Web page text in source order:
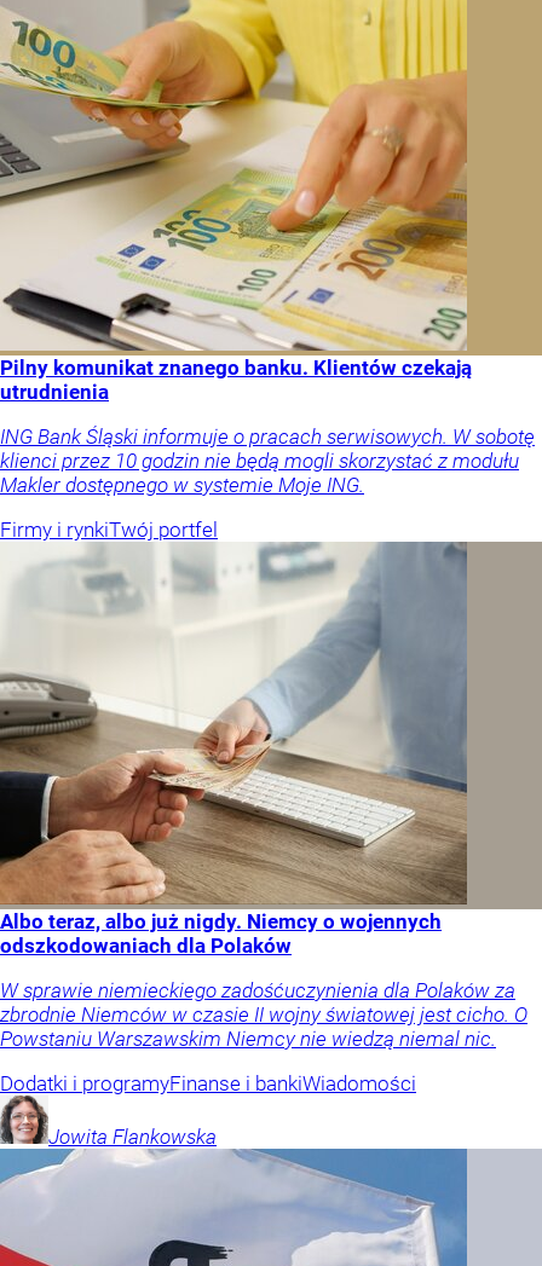
Pilny komunikat znanego banku. Klientów czekają
utrudnienia
ING Bank Śląski informuje o pracach serwisowych. W sobotę
klienci przez 10 godzin nie będą mogli skorzystać z modułu
Makler dostępnego w systemie Moje ING.
Firmy i rynkiTwój portfel
Albo teraz, albo już nigdy. Niemcy o wojennych
odszkodowaniach dla Polaków
W sprawie niemieckiego zadośćuczynienia dla Polaków za
zbrodnie Niemców w czasie II wojny światowej jest cicho. O
Powstaniu Warszawskim Niemcy nie wiedzą niemal nic.
Dodatki i programyFinanse i bankiWiadomości
Jowita Flankowska